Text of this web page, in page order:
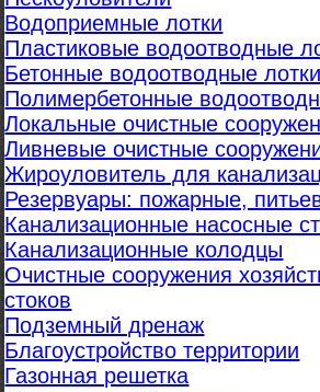
Водоприемные лотки
Пластиковые водоотводные
Бетонные водоотводные лотки
Полимербетонные
Локальные очистные
Ливневые очистные
Жироуловитель для
Резервуары: пожарные,
Канализационные насосные
Канализационные колодцы
Очистные сооружения
стоков
Подземный дренаж
Благоустройство территории
Газонная решетка